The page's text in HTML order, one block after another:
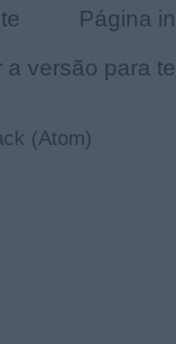
Página
a versão para
(Atom)